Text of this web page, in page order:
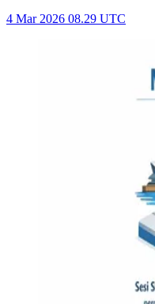
4 Mar 2026 08.29 UTC